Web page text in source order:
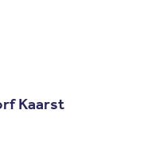
Kaarst